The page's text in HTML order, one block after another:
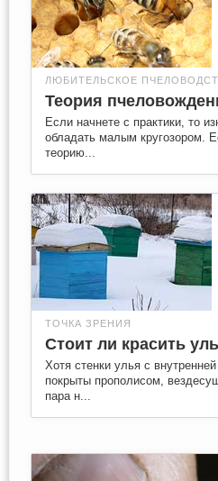
ЛЮБИТЕЛЬСКОЕ
Теория
Если начнете с практики, то
обладать малым кругозором.
теорию...
ТОЧКА ЗРЕНИЯ
Стоит ли красить
Хотя стенки улья с
покрыты прополисом,
пара н...